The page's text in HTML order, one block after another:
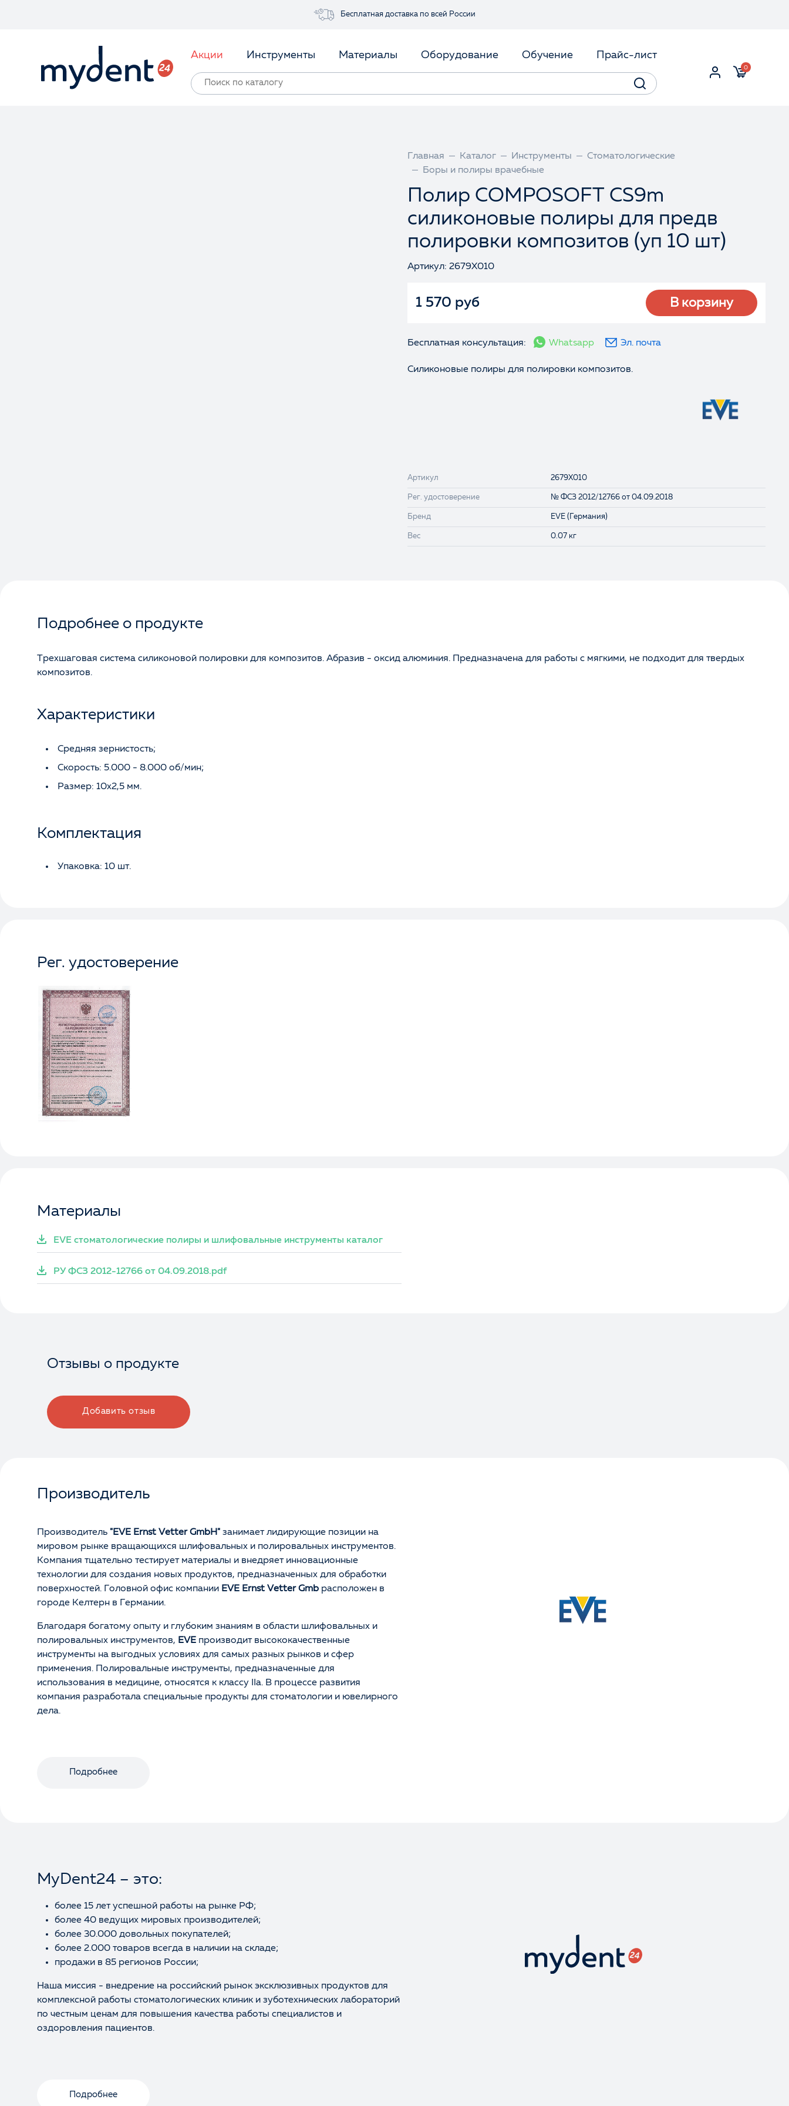
Бесплатная доставка по всей России
Акции Инструменты Материалы Оборудование Обучение Прайс-лист
0
Главная Каталог Инструменты
Стоматологические
Боры и полиры врачебные
Полир COMPOSOFT CS9m
силиконовые полиры для предв
полировки композитов (уп 10 шт)
Артикул: 2679X010
1 570 руб В корзину
Бесплатная консультация: Whatsapp Эл. почта
Силиконовые полиры для полировки композитов.
Артикул 2679X010
Рег. удостоверение № ФСЗ 2012/12766 от 04.09.2018
Бренд EVE (Германия)
Вес 0.07 кг
Подробнее о продукте
Трехшаговая система силиконовой полировки для композитов. Абразив - оксид алюминия. Предназначена для работы с мягкими, не подходит для твердых
композитов.
Характеристики
Средняя зернистость;
Скорость: 5.000 - 8.000 об/мин;
Размер: 10х2,5 мм.
Комплектация
Упаковка: 10 шт.
Рег. удостоверение
Материалы
EVE стоматологические полиры и шлифовальные инструменты каталог
РУ ФСЗ 2012-12766 от 04.09.2018.pdf
Отзывы о продукте
Добавить отзыв
Производитель
Производитель "EVE Ernst Vetter GmbH" занимает лидирующие позиции на
мировом рынке вращающихся шлифовальных и полировальных инструментов.
Компания тщательно тестирует материалы и внедряет инновационные
технологии для создания новых продуктов, предназначенных для обработки
поверхностей. Головной офис компании EVE Ernst Vetter Gmb расположен в
городе Келтерн в Германии.
Благодаря богатому опыту и глубоким знаниям в области шлифовальных и
полировальных инструментов, EVE производит высококачественные
инструменты на выгодных условиях для самых разных рынков и сфер
применения. Полировальные инструменты, предназначенные для
использования в медицине, относятся к классу IIa. В процессе развития
компания разработала специальные продукты для стоматологии и ювелирного
дела.
Подробнее
MyDent24 – это:
более 15 лет успешной работы на рынке РФ;
более 40 ведущих мировых производителей;
более 30.000 довольных покупателей;
более 2.000 товаров всегда в наличии на складе;
продажи в 85 регионов России;
Наша миссия - внедрение на российский рынок эксклюзивных продуктов для
комплексной работы стоматологических клиник и зуботехнических лабораторий
по честным ценам для повышения качества работы специалистов и
оздоровления пациентов.
Подробнее